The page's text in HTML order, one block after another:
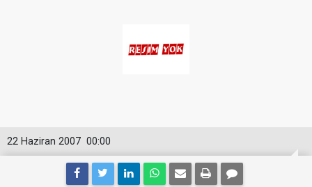
00:00
22 Haziran 2007